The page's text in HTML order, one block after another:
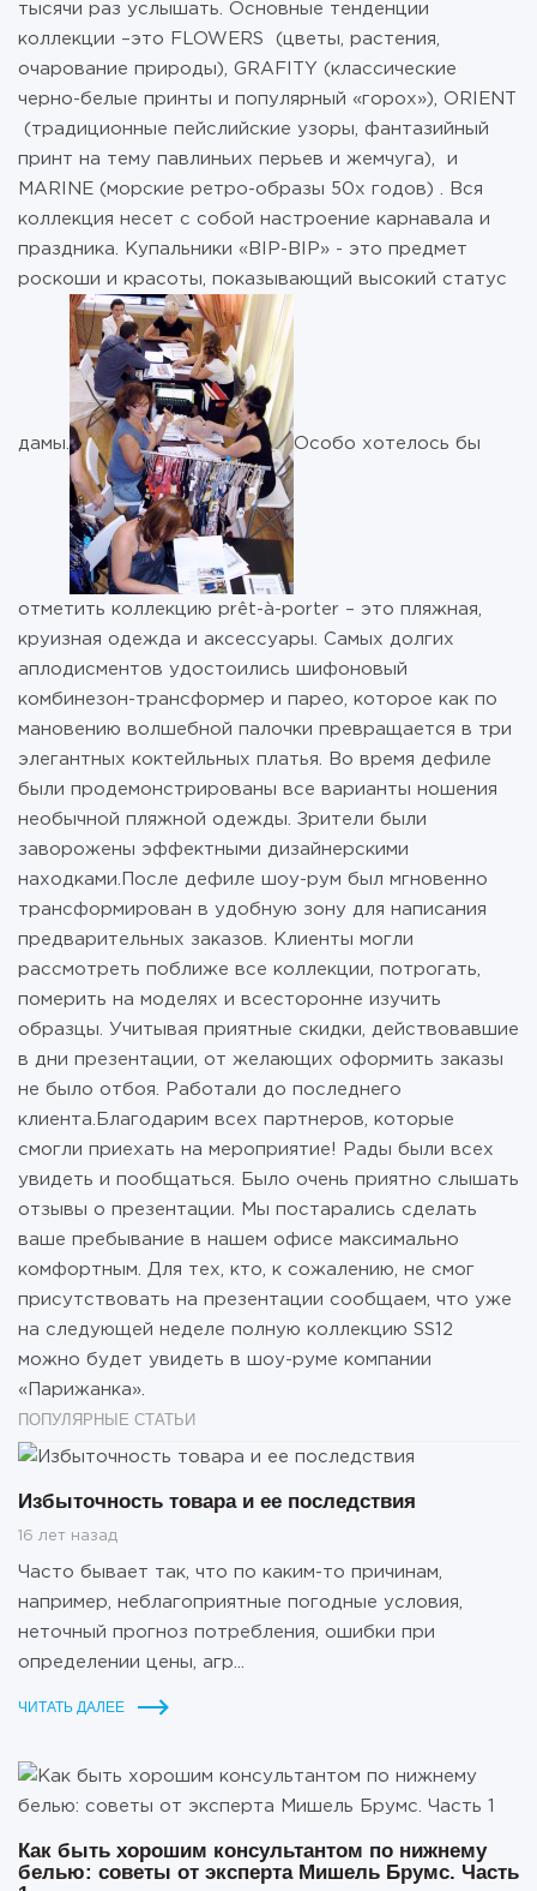
тысячи раз услышать. Основные тенденции
коллекции –это FLOWERS (цветы, растения,
очарование природы), GRAFITY (классические
черно-белые принты и популярный «горох»), ORIENT
(традиционные пейслийские узоры, фантазийный
принт на тему павлиньих перьев и жемчуга), и
MARINE (морские ретро-образы 50х годов) . Вся
коллекция несет с собой настроение карнавала и
праздника. Купальники «BIP-BIP» - это предмет
роскоши и красоты, показывающий высокий статус
дамы. Особо хотелось бы
отметить коллекцию prêt-à-porter – это пляжная,
круизная одежда и аксессуары. Самых долгих
аплодисментов удостоились шифоновый
комбинезон-трансформер и парео, которое как по
мановению волшебной палочки превращается в три
элегантных коктейльных платья. Во время дефиле
были продемонстрированы все варианты ношения
необычной пляжной одежды. Зрители были
заворожены эффектными дизайнерскими
находками.После дефиле шоу-рум был мгновенно
трансформирован в удобную зону для написания
предварительных заказов. Клиенты могли
рассмотреть поближе все коллекции, потрогать,
померить на моделях и всесторонне изучить
образцы. Учитывая приятные скидки, действовавшие
в дни презентации, от желающих оформить заказы
не было отбоя. Работали до последнего
клиента.Благодарим всех партнеров, которые
смогли приехать на мероприятие! Рады были всех
увидеть и пообщаться. Было очень приятно слышать
отзывы о презентации. Мы постарались сделать
ваше пребывание в нашем офисе максимально
комфортным. Для тех, кто, к сожалению, не смог
присутствовать на презентации сообщаем, что уже
на следующей неделе полную коллекцию SS12
можно будет увидеть в шоу-руме компании
«Парижанка».
ПОПУЛЯРНЫЕ СТАТЬИ
Избыточность товара и ее последствия
16 лет назад
Часто бывает так, что по каким-то причинам,
например, неблагоприятные погодные условия,
неточный прогноз потребления, ошибки при
определении цены, агр...
ЧИТАТЬ ДАЛЕЕ
Как быть хорошим консультантом по нижнему
белью: советы от эксперта Мишель Брумс. Часть